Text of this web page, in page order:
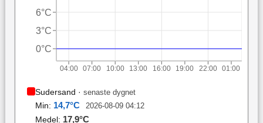
04:00 07:00 10:00 13:00 16:00 19:00 22:00 01:00
0°C
3°C
6°C
Sudersand · senaste dygnet
Min: 14,7°C 2026-08-09 04:12
Medel: 17,9°C